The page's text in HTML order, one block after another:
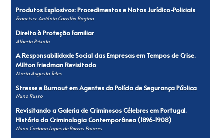
Produtos Explosivos: Procedimentos e Notas Jurídico-Policiais
Francisco António Carrilho Bagina
Direito à Proteção Familiar
Alberto Peixoto
A Responsabilidade Social das Empresas em Tempos de Crise.
Milton Friedman Revisitado
Maria Augusta Teles
Stresse e Burnout em Agentes da Polícia de Segurança Pública
Nuno Russo
Revisitando a Galeria de Criminosos Célebres em Portugal.
História da Criminologia Contemporânea (1896-1908)
Nuno Caetano Lopes de Barros Poiares